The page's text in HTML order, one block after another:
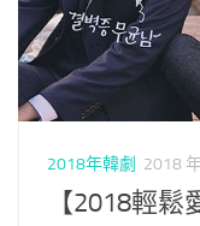
2018年韓劇 2018
【2018輕